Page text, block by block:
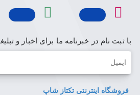
با ثبت نام در خبرنامه ما برای اخبار و
ایمیل
فروشگاه اینترنتی تکتاز شاپ